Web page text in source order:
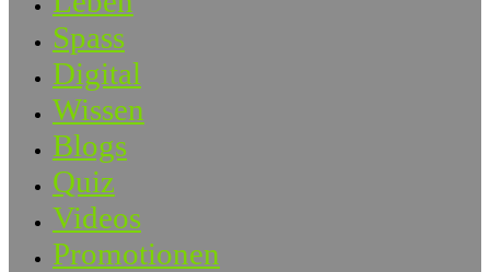
Spass
Digital
Wissen
Blogs
Quiz
Videos
Promotionen